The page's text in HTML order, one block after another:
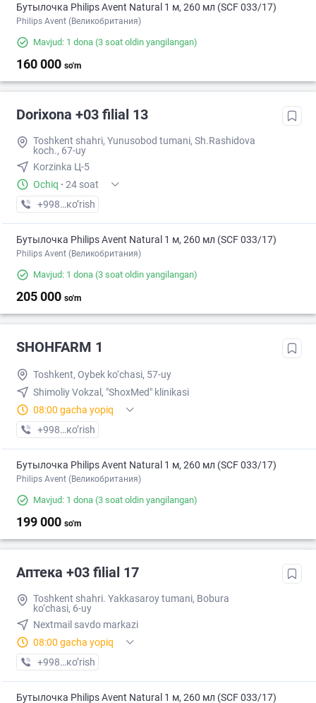
Бутылочка Philips Avent Natural 1 м, 260 мл (SCF 033/17)
Philips Avent (Великобритания)
Mavjud: 1 dona (3 soat oldin yangilangan)
160 000 so'm
Dorixona +03 filial 13
Toshkent shahri, Yunusobod tumani, Sh.Rashidova
koch., 67-uy
Korzinka Ц-5
Ochiq · 24 soat
+998 (95) XXX-XX-XX
кo’rish
Бутылочка Philips Avent Natural 1 м, 260 мл (SCF 033/17)
Philips Avent (Великобритания)
Mavjud: 1 dona (3 soat oldin yangilangan)
205 000 so'm
SHOHFARM 1
Toshkent, Oybek ko‘chasi, 57-uy
Shimoliy Vokzal, "ShoxMed" klinikasi
08:00 gacha yopiq
+998 (71) XXX-XX-XX
кo’rish
Бутылочка Philips Avent Natural 1 м, 260 мл (SCF 033/17)
Philips Avent (Великобритания)
Mavjud: 1 dona (3 soat oldin yangilangan)
199 000 so'm
Аптека +03 filial 17
Toshkent shahri. Yakkasaroy tumani, Bobura
ko‘chasi, 6-uy
Nextmail savdo markazi
08:00 gacha yopiq
+998 (77) XXX-XX-XX
кo’rish
Бутылочка Philips Avent Natural 1 м, 260 мл (SCF 033/17)